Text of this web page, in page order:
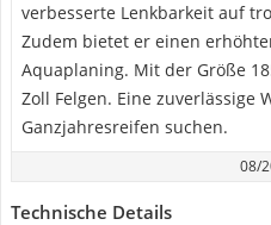
verbesserte Lenkbarkeit auf
Zudem bietet er einen
Aquaplaning. Mit der Größe
Zoll Felgen. Eine zuverlässige
Ganzjahresreifen suchen.
08/
Technische Details